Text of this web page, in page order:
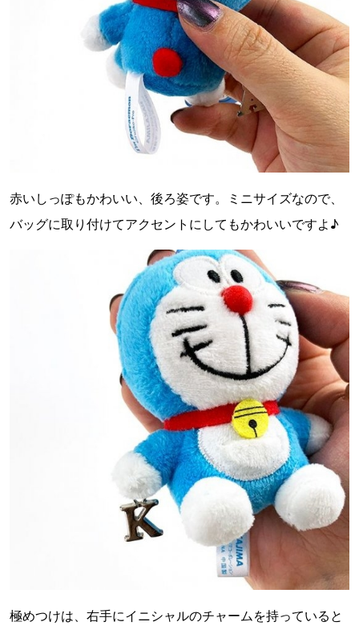
赤いしっぽもかわいい、後ろ姿です。ミニサイズなので、
バッグに取り付けてアクセントにしてもかわいいですよ♪
極めつけは、右手にイニシャルのチャームを持っていると